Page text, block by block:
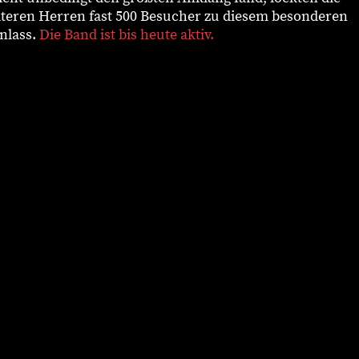
Herren fast 500 Besucher zu diesem besonderen
Die Band ist bis heute aktiv.